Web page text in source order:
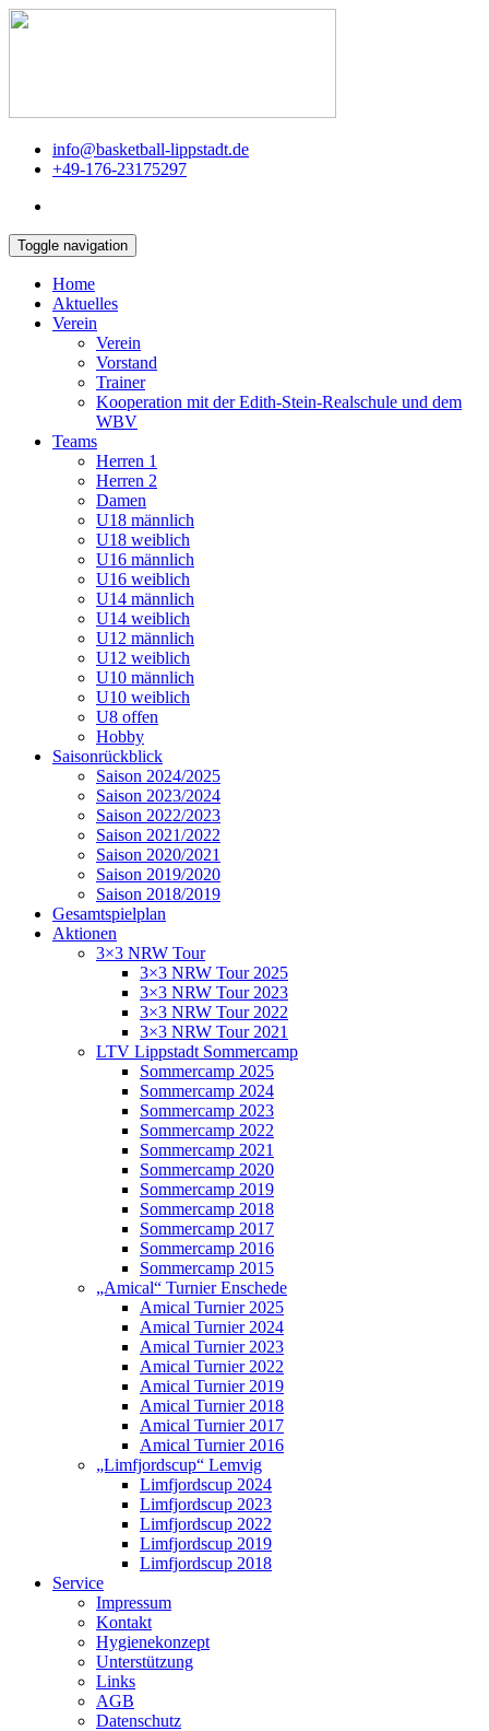
info@basketball-lippstadt.de
+49-176-23175297
Toggle navigation
Home
Aktuelles
Verein
Verein
Vorstand
Trainer
Kooperation mit der Edith-Stein-Realschule und dem
WBV
Teams
Herren 1
Herren 2
Damen
U18 männlich
U18 weiblich
U16 männlich
U16 weiblich
U14 männlich
U14 weiblich
U12 männlich
U12 weiblich
U10 männlich
U10 weiblich
U8 offen
Hobby
Saisonrückblick
Saison 2024/2025
Saison 2023/2024
Saison 2022/2023
Saison 2021/2022
Saison 2020/2021
Saison 2019/2020
Saison 2018/2019
Gesamtspielplan
Aktionen
3×3 NRW Tour
3×3 NRW Tour 2025
3×3 NRW Tour 2023
3×3 NRW Tour 2022
3×3 NRW Tour 2021
LTV Lippstadt Sommercamp
Sommercamp 2025
Sommercamp 2024
Sommercamp 2023
Sommercamp 2022
Sommercamp 2021
Sommercamp 2020
Sommercamp 2019
Sommercamp 2018
Sommercamp 2017
Sommercamp 2016
Sommercamp 2015
„Amical“ Turnier Enschede
Amical Turnier 2025
Amical Turnier 2024
Amical Turnier 2023
Amical Turnier 2022
Amical Turnier 2019
Amical Turnier 2018
Amical Turnier 2017
Amical Turnier 2016
„Limfjordscup“ Lemvig
Limfjordscup 2024
Limfjordscup 2023
Limfjordscup 2022
Limfjordscup 2019
Limfjordscup 2018
Service
Impressum
Kontakt
Hygienekonzept
Unterstützung
Links
AGB
Datenschutz